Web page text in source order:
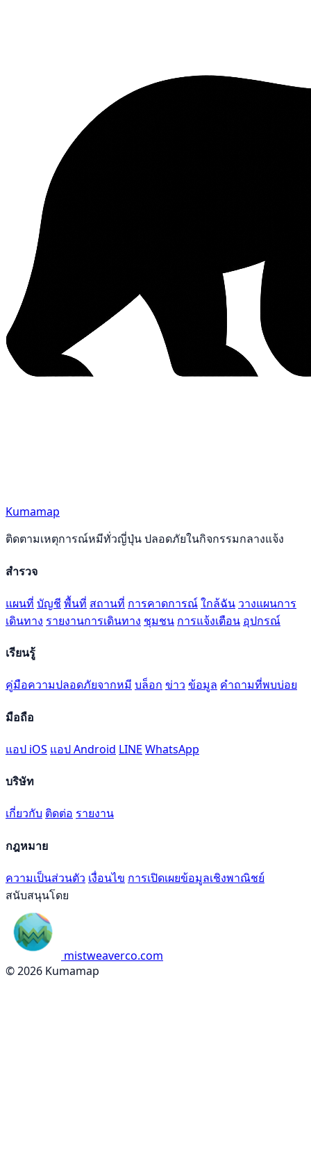
Kumamap
ติดตามเหตุการณ์หมีทั่วญี่ปุ่น ปลอดภัยในกิจกรรมกลางแจ้ง
สำรวจ
แผนที่ บัญชี พื้นที่ สถานที่ การคาดการณ์ใกล้ฉัน วางแผนการ
เดินทาง รายงานการเดินทาง ชุมชน การแจ้งเตือน อุปกรณ์
เรียนรู้
คู่มือความปลอดภัยจากหมี บล็อก ข่าว ข้อมูล คำถามที่พบบ่อย
มือถือ
แอป iOS แอป Android LINE WhatsApp
บริษัท
เกี่ยวกับ ติดต่อ รายงาน
กฎหมาย
ความเป็นส่วนตัว เงื่อนไข การเปิดเผยข้อมูลเชิงพาณิชย์
สนับสนุนโดย
mistweaverco.com
© 2026 Kumamap